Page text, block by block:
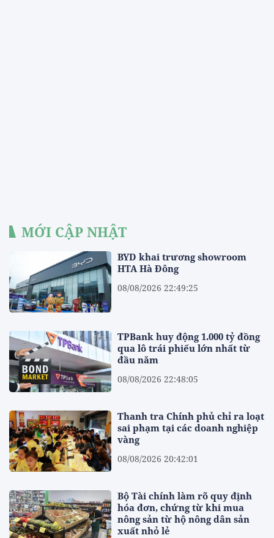
MỚI CẬP NHẬT
BYD khai trương showroom
HTA Hà Đông
08/08/2026 22:49:25
TPBank huy động 1.000 tỷ đồng
qua lô trái phiếu lớn nhất từ
đầu năm
08/08/2026 22:48:05
Thanh tra Chính phủ chỉ ra loạt
sai phạm tại các doanh nghiệp
vàng
08/08/2026 20:42:01
Bộ Tài chính làm rõ quy định
hóa đơn, chứng từ khi mua
nông sản từ hộ nông dân sản
xuất nhỏ lẻ